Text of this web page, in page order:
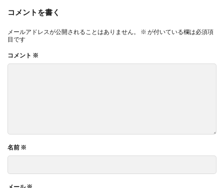
コメントを書く
メールアドレスが公開されることはありません。 ※ が付いている欄は必須項
目です
コメント ※
名前 ※